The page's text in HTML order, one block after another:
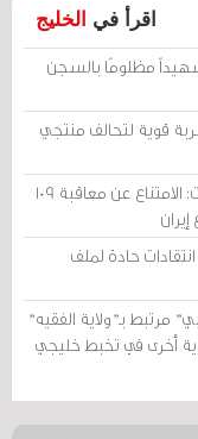
اقرأ في الخليج
مظلومًا بالسجن
قوية لتحالف منتجي
محكمة «أمن الدولة» في الكويت: الامتناع عن معاقبة 109
حادة لملف
مرتبط بـ"ولاية الفقيه"
أخرى في تخبط خليجي